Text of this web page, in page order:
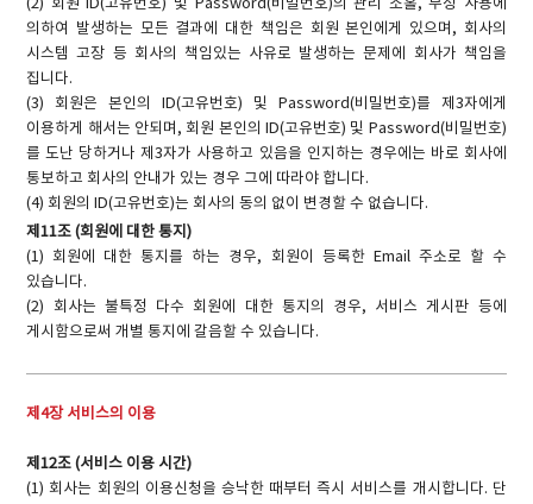
(2) 회원 ID(고유번호) 및 Password(비밀번호)의 관리 소홀, 부정 사용에
의하여 발생하는 모든 결과에 대한 책임은 회원 본인에게 있으며, 회사의
시스템 고장 등 회사의 책임있는 사유로 발생하는 문제에 회사가 책임을
집니다.
(3) 회원은 본인의 ID(고유번호) 및 Password(비밀번호)를 제3자에게
이용하게 해서는 안되며, 회원 본인의 ID(고유번호) 및 Password(비밀번호)
를 도난 당하거나 제3자가 사용하고 있음을 인지하는 경우에는 바로 회사에
통보하고 회사의 안내가 있는 경우 그에 따라야 합니다.
(4) 회원의 ID(고유번호)는 회사의 동의 없이 변경할 수 없습니다.
제11조 (회원에 대한 통지)
(1) 회원에 대한 통지를 하는 경우, 회원이 등록한 Email 주소로 할 수
있습니다.
(2) 회사는 불특정 다수 회원에 대한 통지의 경우, 서비스 게시판 등에
게시함으로써 개별 통지에 갈음할 수 있습니다.
제4장 서비스의 이용
제12조 (서비스 이용 시간)
(1) 회사는 회원의 이용신청을 승낙한 때부터 즉시 서비스를 개시합니다. 단